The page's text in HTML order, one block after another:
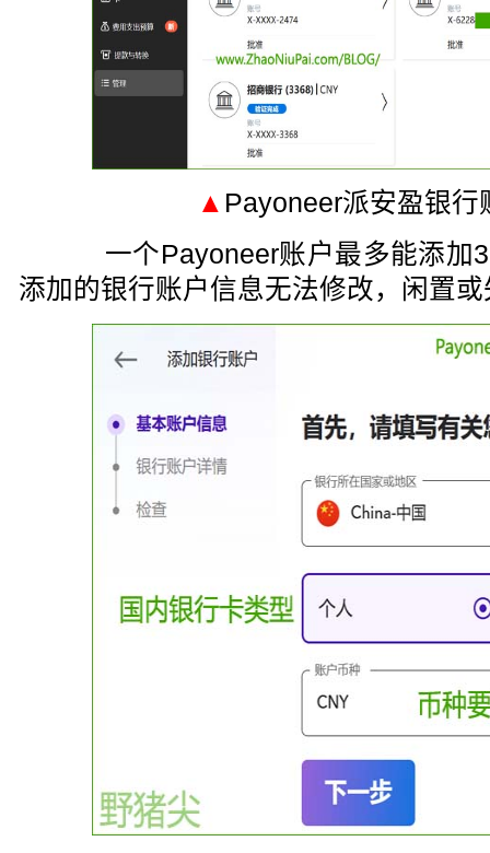
▲ Payoneer派安盈银行
一个Payoneer账户最多能添加
添加的银行账户信息无法修改，闲置